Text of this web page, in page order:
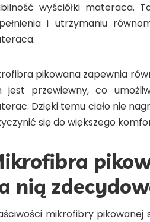
wyściółki materaca.
i utrzymaniu
pikowana zapewnia
jest przewiewny, co
Dzięki temu ciało nie
się do większego
nią
mikrofibry